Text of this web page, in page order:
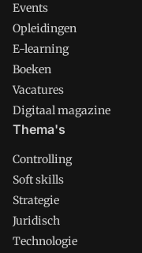
Events
Opleidingen
E-learning
Boeken
Vacatures
Digitaal magazine
Thema's
Controlling
Soft skills
Strategie
Juridisch
Technologie